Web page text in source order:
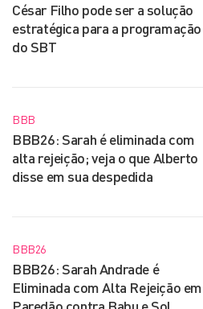
César Filho pode ser a solução
estratégica para a programação
do SBT
BBB
BBB26: Sarah é eliminada com
alta rejeição; veja o que Alberto
disse em sua despedida
BBB26
BBB26: Sarah Andrade é
Eliminada com Alta Rejeição em